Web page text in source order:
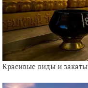
Красивые виды и закаты